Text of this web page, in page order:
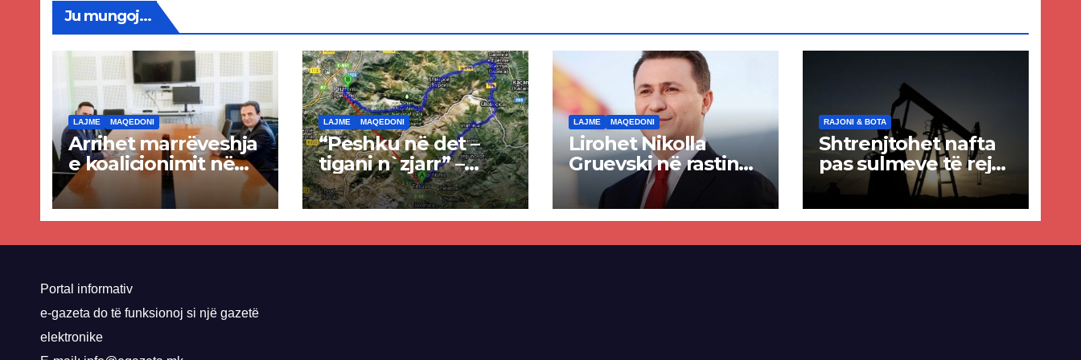
Ju mungoj...
LAJME MAQEDONI
Arrihet marrëveshja
e koalicionimit në
parim mes Kurtit
dhe Abdixhikut
LAJME MAQEDONI
“Peshku në det –
tigani n`zjarr” –
Ende pa u kryer
projekti i tunelit,
komuna e Tetovës
nis punimet për
LAJME MAQEDONI
Lirohet Nikolla
Gruevski në rastin
“Talir 2”, gjykata
rrëzon akuzat për
ndërtimin e
paligjshëm të selisë
RAJONI & BOTA
Shtrenjtohet nafta
pas sulmeve të reja
SHBA–Iran
Portal informativ
e-gazeta do të funksionoj si një gazetë
elektronike